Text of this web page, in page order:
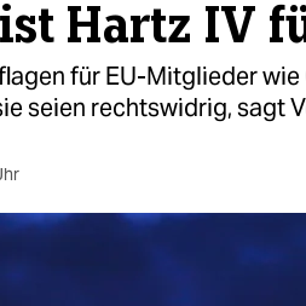
Hartz IV
für EU-Mitglieder
seien rechtswidrig, sagt